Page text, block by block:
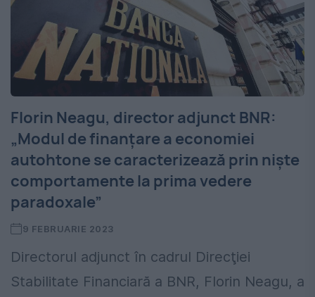
Florin Neagu, director adjunct BNR:
„Modul de finanţare a economiei
autohtone se caracterizează prin nişte
comportamente la prima vedere
paradoxale”
9 FEBRUARIE 2023
Directorul adjunct în cadrul Direcţiei
Stabilitate Financiară a BNR, Florin Neagu, a